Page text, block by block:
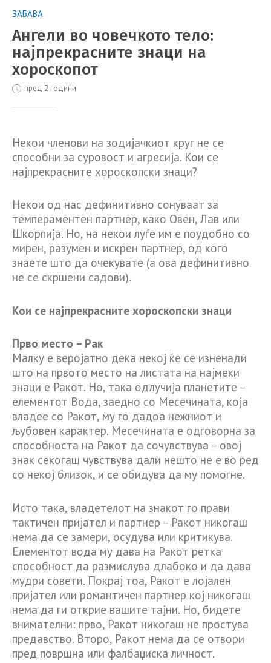
ЗАБАВА
Ангели во човечкото тело:
најпрекрасните знаци на
хороскопот
пред 2 години
Некои членови на зодијачкиот круг не се
способни за суровост и агресија. Кои се
најпрекрасните хороскопски знаци?
Некои од нас дефинитивно сонуваат за
темпераментен партнер, како Овен, Лав или
Шкорпија. Но, на некои луѓе им е поудобно со
мирен, разумен и искрен партнер, од кого
знаете што да очекувате (а ова дефинитивно
не се скршени садови).
Кои се најпрекрасните хороскопски знаци
Прво место – Рак
Малку е веројатно дека некој ќе се изненади
што на првото место на листата на најмеки
знаци е Ракот. Но, така одлучија планетите –
елементот Вода, заедно со Месечината, која
владее со Ракот, му го дадоа нежниот и
љубовен карактер. Месечината е одговорна за
способноста на Ракот да сочувствува – овој
знак секогаш чувствува дали нешто не е во ред
со некој близок, и се обидува да му помогне.
Исто така, владетелот на знакот го прави
тактичен пријател и партнер – Ракот никогаш
нема да се замери, осудува или критикува.
Елементот вода му дава на Ракот ретка
способност да размислува длабоко и да дава
мудри совети. Покрај тоа, Ракот е лојален
пријател или романтичен партнер кој никогаш
нема да ги открие вашите тајни. Но, бидете
внимателни: прво, Ракот никогаш не простува
предавство. Второ, Ракот нема да се отвори
пред површна или фалбаџиска личност.